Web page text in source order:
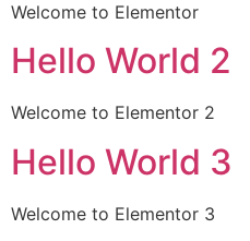
Welcome to Elementor
Hello World 2
Welcome to Elementor 2
Hello World 3
Welcome to Elementor 3